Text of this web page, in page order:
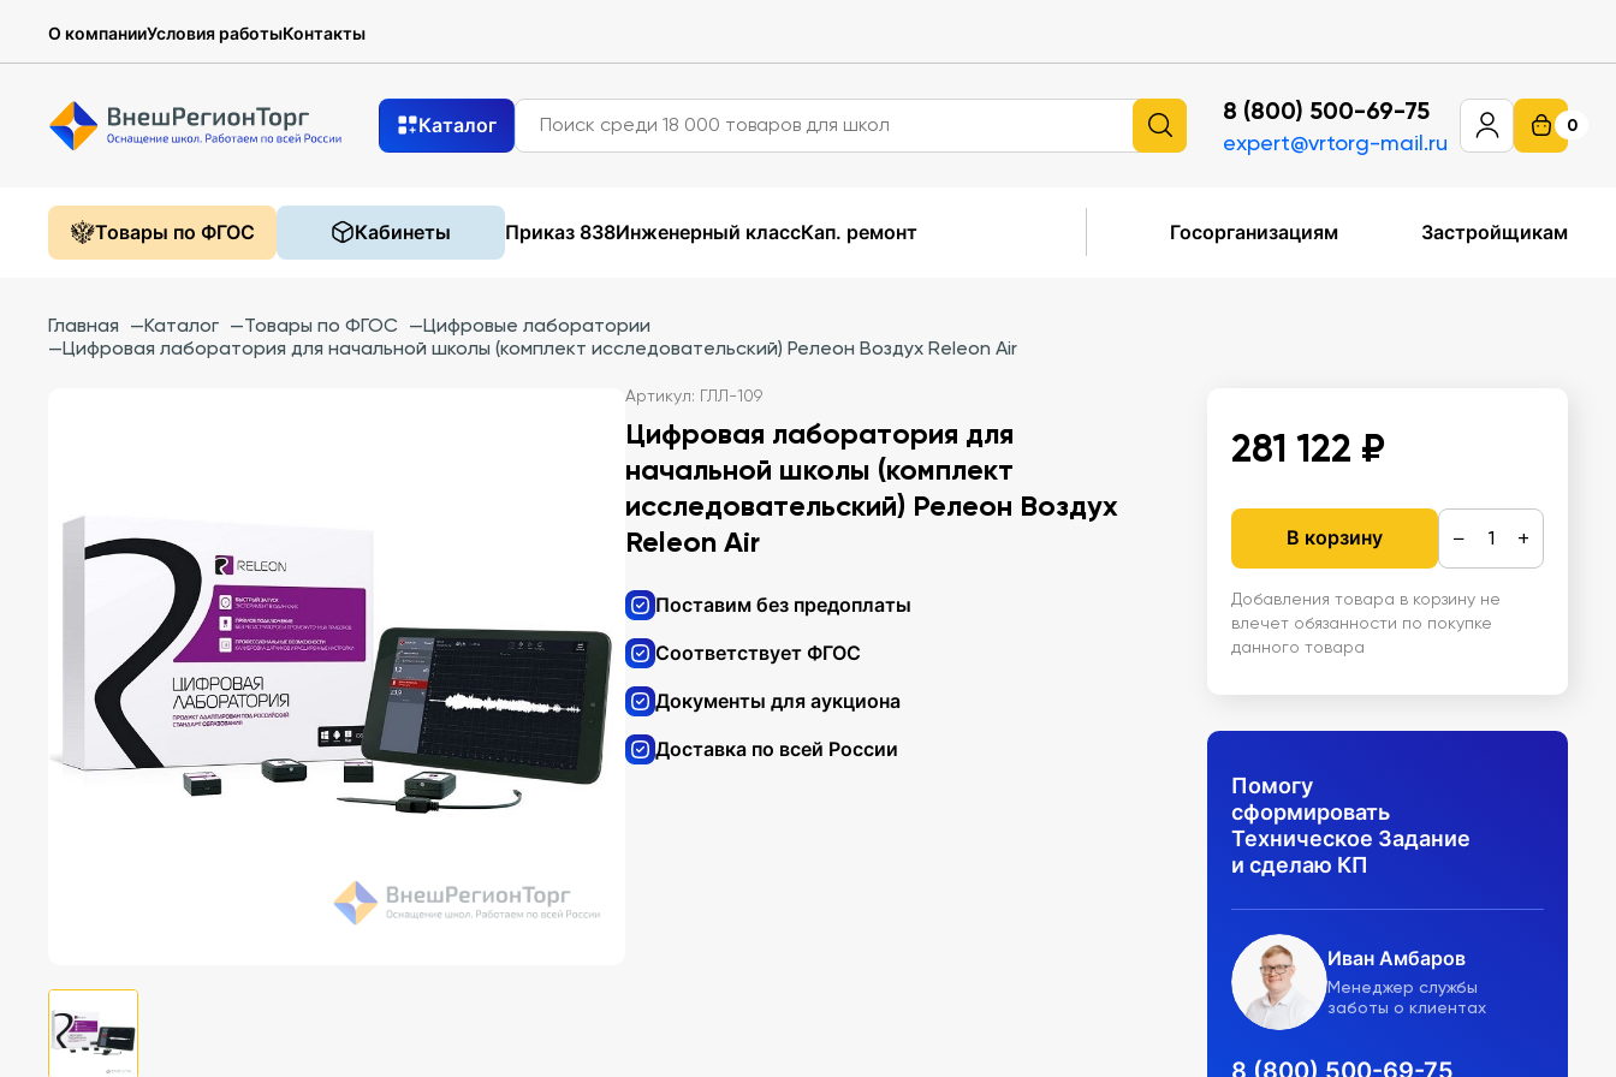
О компанииУсловия работыКонтакты
Каталог 8 (800) 500-69-75
expert@vrtorg-mail.ru
0
Товары по ФГОС Кабинеты Приказ 838Инженерный классКап. ремонт Госорганизациям Застройщикам
Главная —Каталог —Товары по ФГОС —Цифровые лаборатории
—Цифровая лаборатория для начальной школы (комплект исследовательский) Релеон Воздух Releon Air
Артикул: ГЛЛ-109
Цифровая лаборатория для
начальной школы (комплект
исследовательский) Релеон Воздух
Releon Air
Поставим без предоплаты
Соответствует ФГОС
Документы для аукциона
Доставка по всей России
281 122 ₽
В корзину − +
Добавления товара в корзину не
влечет обязанности по покупке
данного товара
Помогу
сформировать
Техническое Задание
и сделаю КП
Иван Амбаров
Менеджер службы
заботы о клиентах
8 (800) 500-69-75